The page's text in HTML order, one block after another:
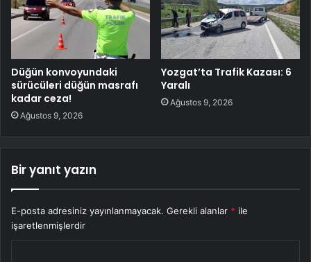
Düğün konvoyundaki
sürücüleri düğün masrafı
kadar ceza!
Ağustos 9, 2026
Yozgat’ta Trafik Kazası: 6
Yaralı
Ağustos 9, 2026
Bir yanıt yazın
E-posta adresiniz yayınlanmayacak. Gerekli alanlar * ile
işaretlenmişlerdir